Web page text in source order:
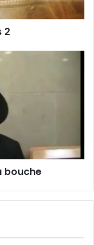
2
bouche